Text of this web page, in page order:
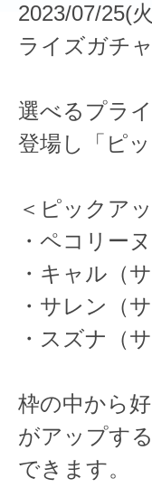
2023/07/25(
ライズガチ
選べるプラ
登場し「ピ
＜ピックア
・ペコリー
・キャル（サ
・サレン（サ
・スズナ（サ
枠の中から
がアップす
できます。